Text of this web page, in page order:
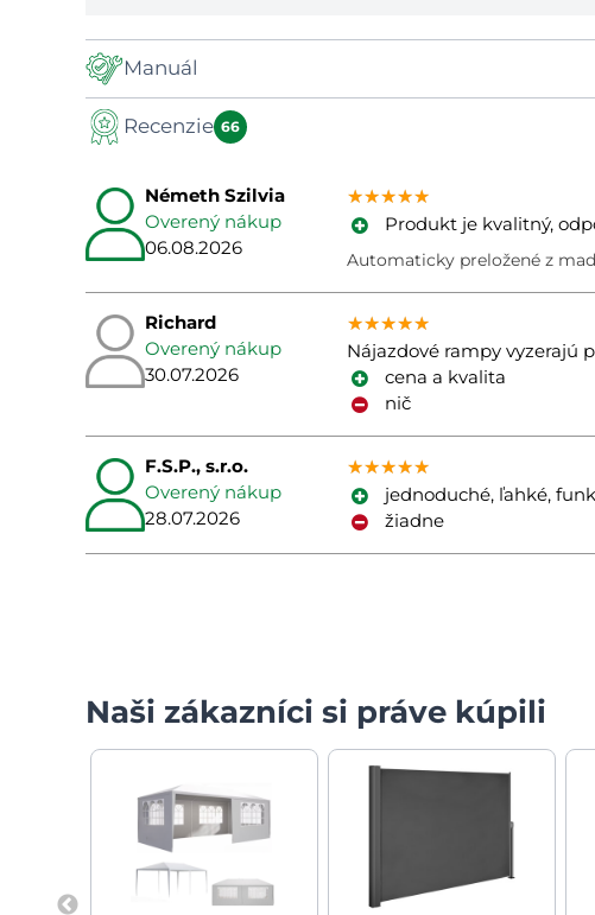
Manuál
Manuál
Recenzie 66
Németh Szilvia
Overený nákup
06.08.2026
★★★★★
★★★★★
★★★★★
Produkt je kvalitný,
Automaticky preložené z
Richard
Overený nákup
30.07.2026
★★★★★
★★★★★
★★★★★
Nájazdové rampy vyzerajú
cena a kvalita
nič
F.S.P., s.r.o.
Overený nákup
28.07.2026
★★★★★
★★★★★
★★★★★
jednoduché, ľahké,
žiadne
Naši zákazníci si práve kúpili